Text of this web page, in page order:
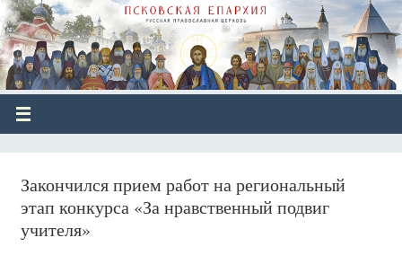
Закончился прием работ на региональный
этап конкурса «За нравственный подвиг
учителя»